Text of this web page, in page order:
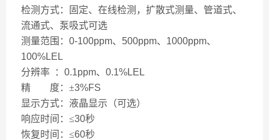
检测方式：固定、在线检测，扩散式测量、管道式、
流通式、泵吸式可选
测量范围： 0-100ppm、 500ppm、 1000ppm、
100%LEL
分辨率
： 0.1ppm、 0.1%LEL
精 度：±3%FS
显示方式：液晶显示（可选）
响应时间：≤30秒
恢复时间：≤60秒